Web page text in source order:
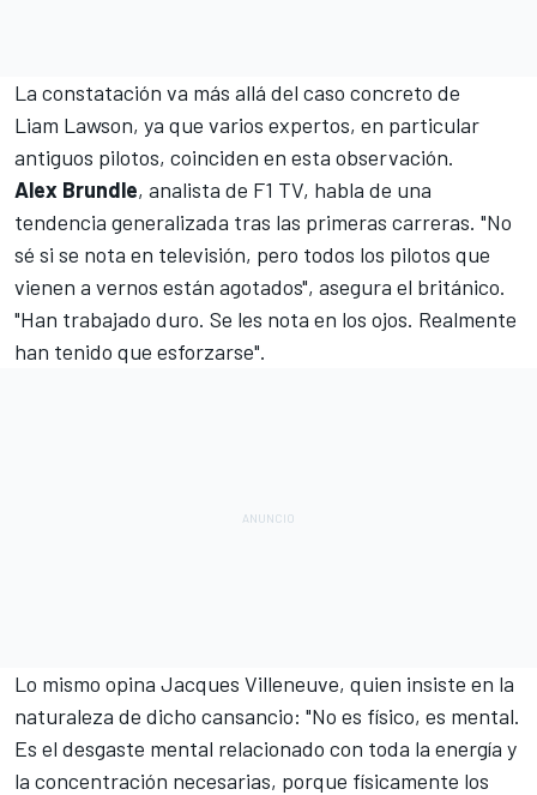
La constatación va más allá del caso concreto de
Liam Lawson, ya que varios expertos, en particular
antiguos pilotos, coinciden en esta observación.
Alex Brundle, analista de F1 TV, habla de una
tendencia generalizada tras las primeras carreras. "No
sé si se nota en televisión, pero todos los pilotos que
vienen a vernos están agotados", asegura el británico.
"Han trabajado duro. Se les nota en los ojos. Realmente
han tenido que esforzarse".
Lo mismo opina Jacques Villeneuve, quien insiste en la
naturaleza de dicho cansancio: "No es físico, es mental.
Es el desgaste mental relacionado con toda la energía y
la concentración necesarias, porque físicamente los